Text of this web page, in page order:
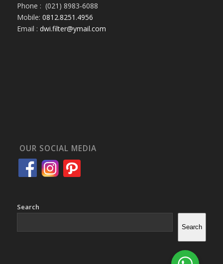
Phone : (021) 8983-6088
Mobile: 0812.8251.4956
Email : dwi.filter@ymail.com
OUR SOCIAL MEDIA
Search
Search